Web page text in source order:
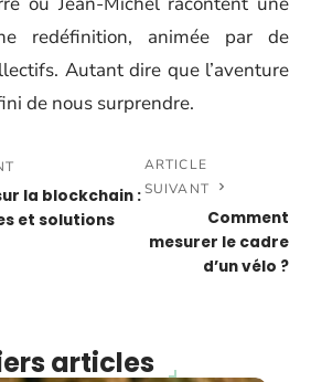
redéfinition, animée par de
Autant dire que l’aventure
de nous surprendre.
la blockchain :
et solutions
ARTICLE
SUIVANT
Comment
mesurer le cadre
d’un vélo ?
articles